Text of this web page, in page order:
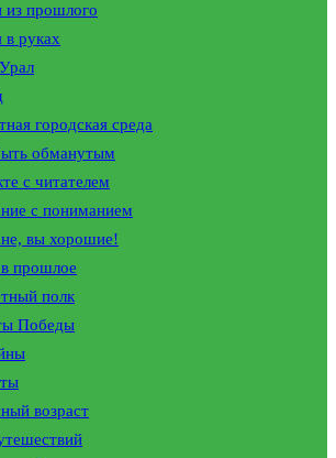
из прошлого
в руках
городская среда
обманутым
с читателем
с пониманием
вы хорошие!
прошлое
полк
Победы
возраст